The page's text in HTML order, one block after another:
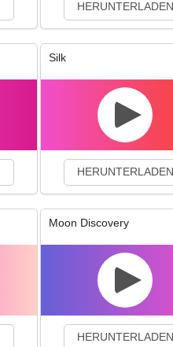
HERUNTERLADEN
Silk
HERUNTERLADEN
Moon Discovery
HERUNTERLADEN